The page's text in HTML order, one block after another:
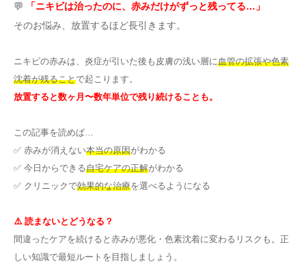
💬
「ニキビは治ったのに、赤みだけがずっと残ってる…」
そのお悩み、放置するほど長引きます。
ニキビの赤みは、炎症が引いた後も皮膚の浅い層に血管の拡張や色素
沈着が残ることで起こります。
放置すると数ヶ月〜数年単位で残り続けることも。
この記事を読めば…
✅ 赤みが消えない本当の原因がわかる
✅ 今日からできる自宅ケアの正解がわかる
✅ クリニックで効果的な治療を選べるようになる
⚠️ 読まないとどうなる？
間違ったケアを続けると赤みが悪化・色素沈着に変わるリスクも。正
しい知識で最短ルートを目指しましょう。
English